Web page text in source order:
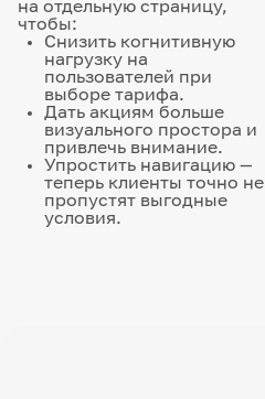
на отдельную страницу,
чтобы:
Снизить когнитивную
нагрузку на
пользователей при
выборе тарифа.
Дать акциям больше
визуального простора и
привлечь внимание.
Упростить навигацию —
теперь клиенты точно не
пропустят выгодные
условия.